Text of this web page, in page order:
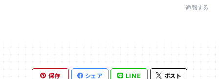
通報する
保存 シェア LINE ポスト